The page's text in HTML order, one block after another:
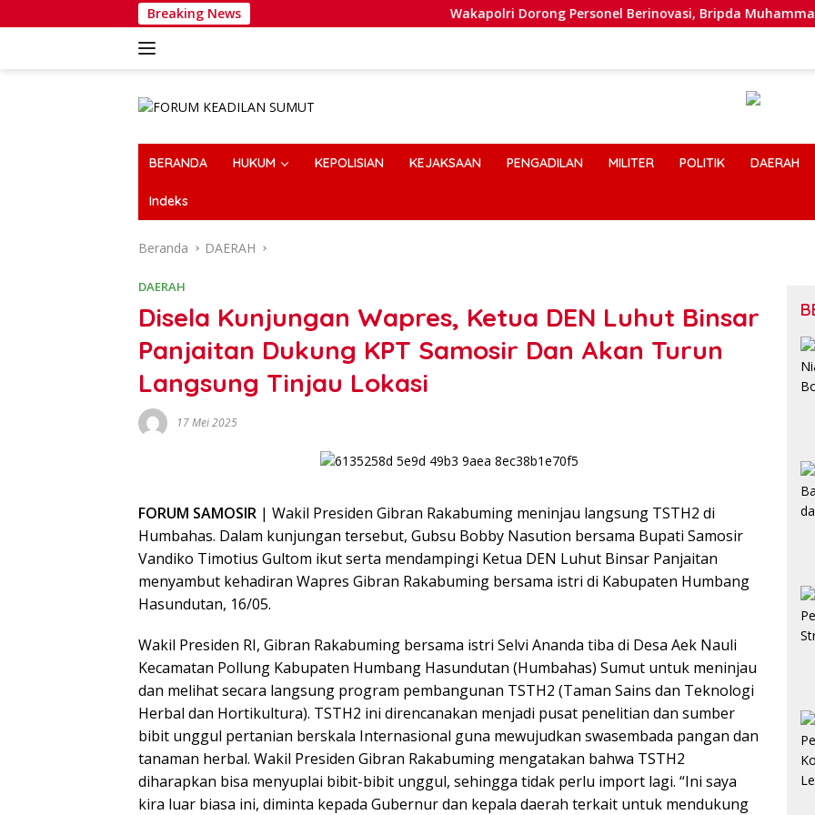
ke
Breaking News Wakapolri Dorong Personel Berinovasi, Bripda Muhammad
BERANDA HUKUM KEPOLISIAN KEJAKSAAN PENGADILAN MILITER POLITIK DAERAH
Indeks
Beranda DAERAH
DAERAH
Disela Kunjungan Wapres, Ketua DEN Luhut Binsar
Panjaitan Dukung KPT Samosir Dan Akan Turun
Langsung Tinjau Lokasi
17 Mei 2025
FORUM SAMOSIR | Wakil Presiden Gibran Rakabuming meninjau langsung TSTH2 di
Humbahas. Dalam kunjungan tersebut, Gubsu Bobby Nasution bersama Bupati Samosir
Vandiko Timotius Gultom ikut serta mendampingi Ketua DEN Luhut Binsar Panjaitan
menyambut kehadiran Wapres Gibran Rakabuming bersama istri di Kabupaten Humbang
Hasundutan, 16/05.
Wakil Presiden RI, Gibran Rakabuming bersama istri Selvi Ananda tiba di Desa Aek Nauli
Kecamatan Pollung Kabupaten Humbang Hasundutan (Humbahas) Sumut untuk meninjau
dan melihat secara langsung program pembangunan TSTH2 (Taman Sains dan Teknologi
Herbal dan Hortikultura). TSTH2 ini direncanakan menjadi pusat penelitian dan sumber
bibit unggul pertanian berskala Internasional guna mewujudkan swasembada pangan dan
tanaman herbal. Wakil Presiden Gibran Rakabuming mengatakan bahwa TSTH2
diharapkan bisa menyuplai bibit-bibit unggul, sehingga tidak perlu import lagi. “Ini saya
kira luar biasa ini, diminta kepada Gubernur dan kepala daerah terkait untuk mendukung